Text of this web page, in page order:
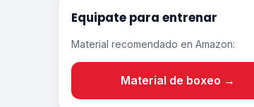
Equipate para entrenar
Material recomendado en Amazon:
Material de boxeo →